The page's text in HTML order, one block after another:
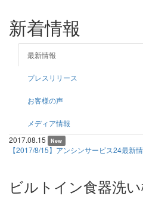
新着情報
最新情報
プレスリリース
お客様の声
メディア情報
2017.08.15
New
【2017/8/15】アンシンサービス24最新
ビルトイン食器洗